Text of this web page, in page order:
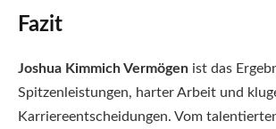
Fazit
Joshua Kimmich Vermögen ist das
Spitzenleistungen, harter Arbeit und
Karriereentscheidungen. Vom